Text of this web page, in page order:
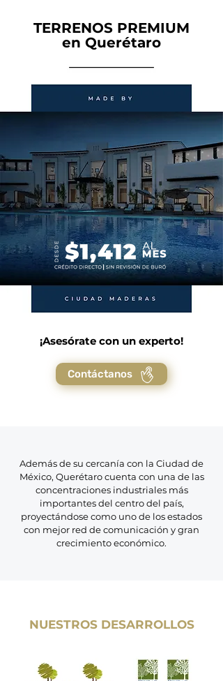
TERRENOS PREMIUM
en Querétaro
Contáctanos
¡Asesórate con un experto!
Además de su cercanía con la Ciudad de
México, Querétaro cuenta con una de las
concentraciones industriales más
importantes del centro del país,
proyectándose como uno de los estados
con mejor red de comunicación y gran
crecimiento económico.
NUESTROS DESARROLLOS